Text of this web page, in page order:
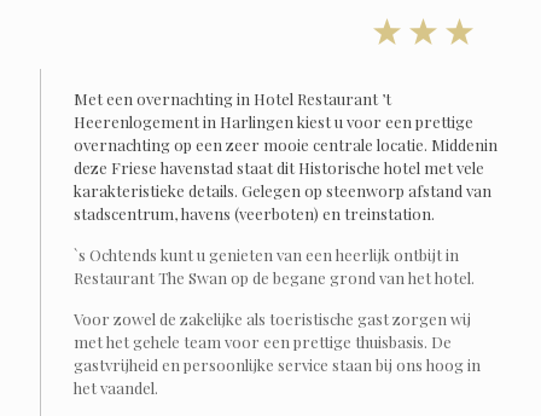
Met een overnachting in Hotel Restaurant ’t
Heerenlogement in Harlingen kiest u voor een prettige
overnachting op een zeer mooie centrale locatie. Middenin
deze Friese havenstad staat dit Historische hotel met vele
karakteristieke details. Gelegen op steenworp afstand van
stadscentrum, havens (veerboten) en treinstation.
`s Ochtends kunt u genieten van een heerlijk ontbijt in
Restaurant The Swan op de begane grond van het hotel.
Voor zowel de zakelijke als toeristische gast zorgen wij
met het gehele team voor een prettige thuisbasis. De
gastvrijheid en persoonlijke service staan bij ons hoog in
het vaandel.